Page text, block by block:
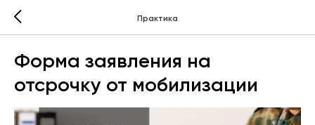
Практика
Форма заявления на
отсрочку от мобилизации